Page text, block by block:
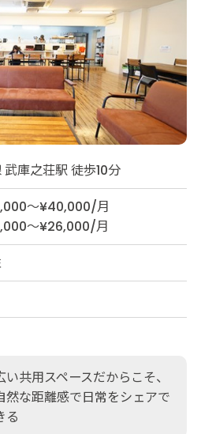
庫之荘駅 徒歩10分
～¥40,000/月
～¥26,000/月
い共用スペースだからこそ、
然な距離感で日常をシェアで
る